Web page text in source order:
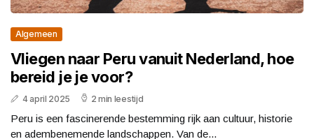
Algemeen
Vliegen naar Peru vanuit Nederland, hoe
bereid je je voor?
4 april 2025 2 min leestijd
Peru is een fascinerende bestemming rijk aan cultuur, historie
en adembenemende landschappen. Van de...